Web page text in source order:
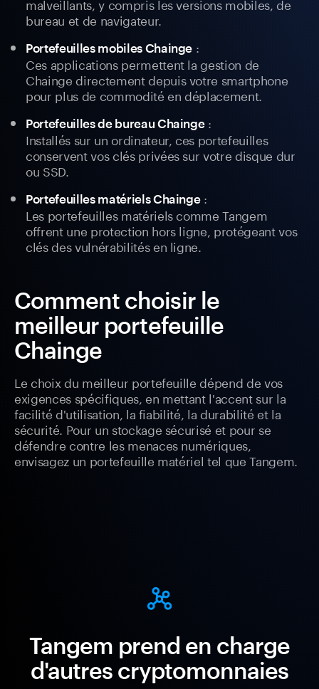
malveillants, y compris les versions mobiles, de
bureau et de navigateur.
Portefeuilles mobiles Chainge :
Ces applications permettent la gestion de
Chainge directement depuis votre smartphone
pour plus de commodité en déplacement.
Portefeuilles de bureau Chainge:
Installés sur un ordinateur, ces portefeuilles
conservent vos clés privées sur votre disque dur
ou SSD.
Portefeuilles matériels Chainge:
Les portefeuilles matériels comme Tangem
offrent une protection hors ligne, protégeant vos
clés des vulnérabilités en ligne.
Comment choisir le
meilleur portefeuille
Chainge
Le choix du meilleur portefeuille dépend de vos
exigences spécifiques, en mettant l'accent sur la
facilité d'utilisation, la fiabilité, la durabilité et la
sécurité. Pour un stockage sécurisé et pour se
défendre contre les menaces numériques,
envisagez un portefeuille matériel tel que Tangem.
Tangem prend en charge
d'autres cryptomonnaies